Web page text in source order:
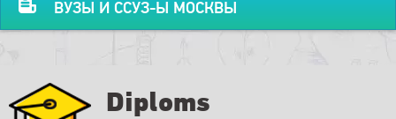
ВУЗЫ И ССУЗ-Ы МОСКВЫ
Diploms